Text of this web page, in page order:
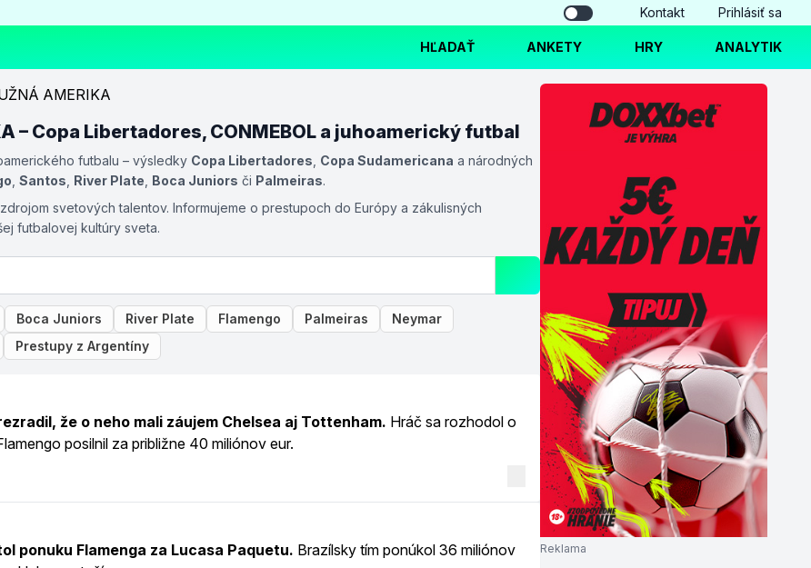
Kontakt Prihlásiť sa
HĽADAŤ ANKETY HRY ANALYTIK
– Copa Libertadores, CONMEBOL a juhoamerický futbal
futbalu – výsledky Copa Libertadores Copa Sudamericana a národných
Santos River Plate Boca Juniors či Palmeiras.
svetových talentov. Informujeme o prestupoch do Európy a zákulisných
futbalovej kultúry sveta.
Boca Juniors River Plate Flamengo Palmeiras
Neymar
Prestupy z Argentíny
že o neho mali záujem Chelsea aj Tottenham. Hráč sa rozhodol o
posilnil za približne 40 miliónov eur.
ponuku Flamenga za Lucasa Paquetu. Brazílsky tím ponúkol 36 miliónov
Reklama